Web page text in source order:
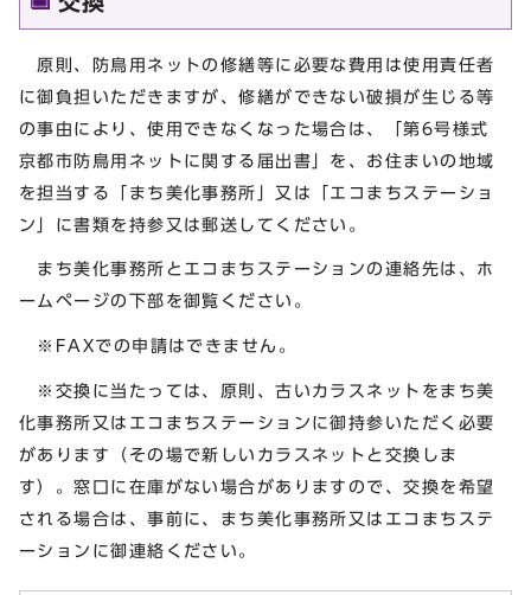
原則、防鳥用ネットの修繕等に必要な費用は使用責任者
に御負担いただきますが、修繕ができない破損が生じる等
の事由により、使用できなくなった場合は、「第6号様式
京都市防鳥用ネットに関する届出書」を、お住まいの地域
を担当する「まち美化事務所」又は「エコまちステーショ
ン」に書類を持参又は郵送してください。
まち美化事務所とエコまちステーションの連絡先は、ホ
ームページの下部を御覧ください。
※FAXでの申請はできません。
※交換に当たっては、原則、古いカラスネットをまち美
化事務所又はエコまちステーションに御持参いただく必要
があります（その場で新しいカラスネットと交換しま
す）。窓口に在庫がない場合がありますので、交換を希望
される場合は、事前に、まち美化事務所又はエコまちステ
ーションに御連絡ください。